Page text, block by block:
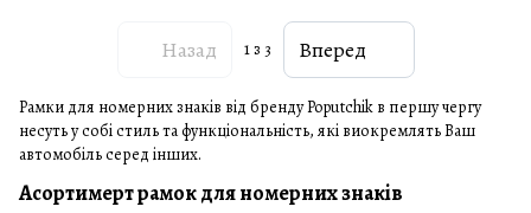
Назад 1з 3 Вперед
Рамки для номерних знаків від бренду Poputchik в першу чергу
несуть у собі стиль та функціональність, які виокремлять Ваш
автомобіль серед інших.
Асортимерт рамок для номерних знаків